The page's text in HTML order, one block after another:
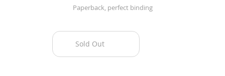
Paperback, perfect binding
Sold Out